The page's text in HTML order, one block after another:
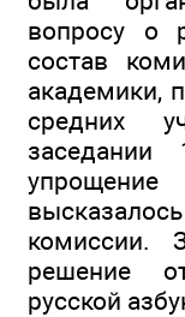
вопросу о
состав
академики,
средних
упрощение
комиссии.
решение
русской